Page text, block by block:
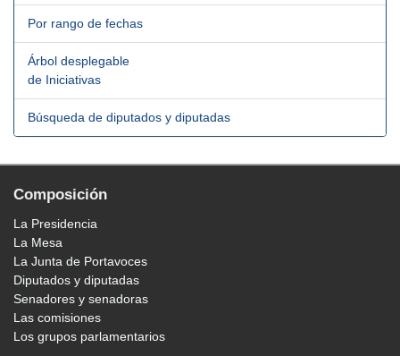
Por rango de fechas
Árbol desplegable
de Iniciativas
Búsqueda de diputados y diputadas
Composición
La Presidencia
La Mesa
La Junta de Portavoces
Diputados y diputadas
Senadores y senadoras
Las comisiones
Los grupos parlamentarios